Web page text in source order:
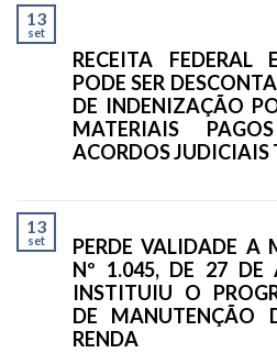
13
set
RECEITA FEDERAL
PODE SER
DE INDENIZAÇÃO
MATERIAIS
ACORDOS JUDICIAIS
13
set
PERDE VALIDADE A
Nº 1.045, DE 27 DE
INSTITUIU O
DE MANUTENÇÃO
RENDA